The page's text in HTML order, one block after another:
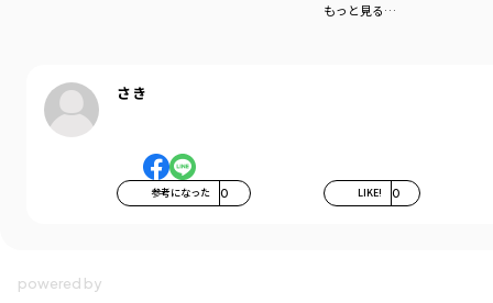
もっと見る…
さき
参考になった 0 LIKE! 0